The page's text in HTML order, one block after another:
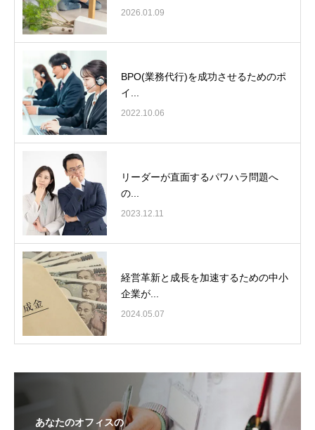
2026.01.09
BPO(業務代行)を成功させるためのポ
イ...
2022.10.06
リーダーが直面するパワハラ問題へ
の...
2023.12.11
経営革新と成長を加速するための中小
企業が...
2024.05.07
あなたのオフィスの